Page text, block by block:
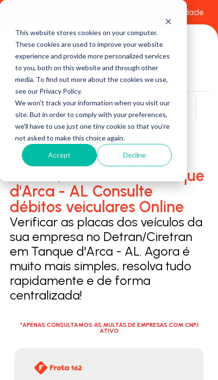
This website stores cookies on your computer.
These cookies are used to improve your website
experience and provide more personalized services
to you, both on this website and through other
media. To find out more about the cookies we use,
see our Privacy Policy.
We won't track your information when you visit our
site. But in order to comply with your preferences,
we'll have to use just one tiny cookie so that you're
not asked to make this choice again.
Accept Decline
Política de Privacidade
Buscar
Detran/Ciretran em Tanque
d'Arca - AL Consulte
débitos veiculares Online
Verificar as placas dos veículos da
sua empresa no Detran/Ciretran
em Tanque d'Arca - AL. Agora é
muito mais simples, resolva tudo
rapidamente e de forma
centralizada!
*APENAS CONSULTAMOS AS MULTAS DE EMPRESAS COM CNPJ
ATIVO